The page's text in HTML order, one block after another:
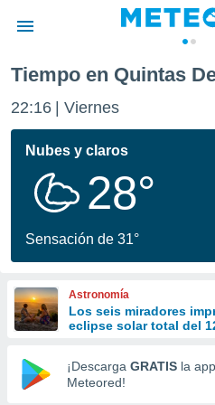
de
ha
calidad.
a este
las
y
forma
digital
basada
Tiempo en Quintas
22:16 Viernes
Nubes y claros
28°
Sensación de 31°
Astronomía
Los seis miradores
eclipse solar total del
¡Descarga GRATIS la
Meteored!